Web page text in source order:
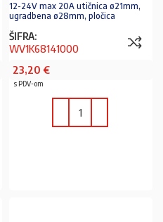
12-24V max 20A utičnica ø21mm,
ugradbena ø28mm, pločica
ŠIFRA:
WV1K68141000
23,20 €
s PDV-om